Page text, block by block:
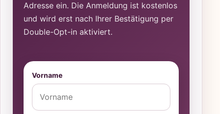
Adresse ein. Die Anmeldung ist kostenlos
und wird erst nach Ihrer Bestätigung per
Double-Opt-in aktiviert.
Vorname